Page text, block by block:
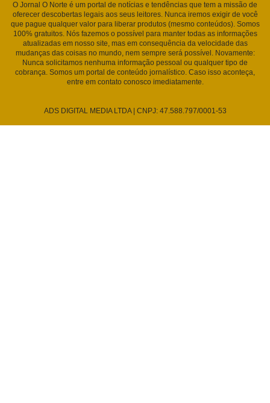
O Jornal O Norte é um portal de notícias e tendências que tem a missão de
oferecer descobertas legais aos seus leitores. Nunca iremos exigir de você
que pague qualquer valor para liberar produtos (mesmo conteúdos). Somos
100% gratuitos. Nós fazemos o possível para manter todas as informações
atualizadas em nosso site, mas em consequência da velocidade das
mudanças das coisas no mundo, nem sempre será possível. Novamente:
Nunca solicitamos nenhuma informação pessoal ou qualquer tipo de
cobrança. Somos um portal de conteúdo jornalístico. Caso isso aconteça,
entre em contato conosco imediatamente.
ADS DIGITAL MEDIA LTDA | CNPJ: 47.588.797/0001-53